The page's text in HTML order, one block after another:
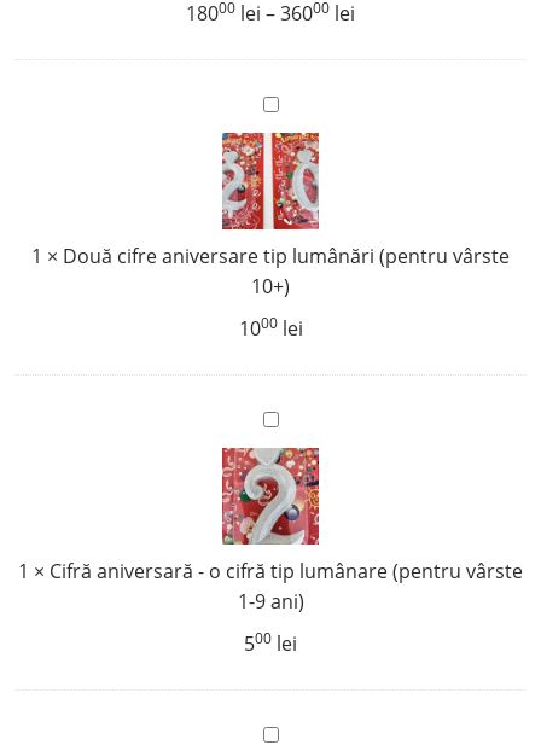
18000 lei –36000 lei
Două
cifre
aniversare
tip
lumânări
(pentru
vârste
10+)
1 × Două cifre aniversare tip lumânări (pentru vârste
10+)
1000 lei
Cifră
aniversară
-
o
cifră
tip
lumânare
(pentru
1-
9
1 × Cifră aniversară - o cifră tip lumânare (pentru vârste
1-9 ani)
500 lei
Felicitare